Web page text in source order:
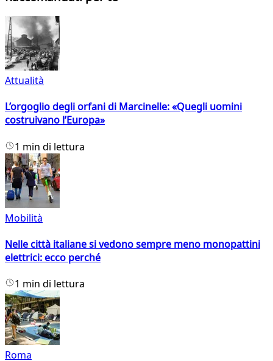
Attualità
L’orgoglio degli orfani di Marcinelle: «Quegli uomini
costruivano l’Europa»
1 min di lettura
Mobilità
Nelle città italiane si vedono sempre meno monopattini
elettrici: ecco perché
1 min di lettura
Roma